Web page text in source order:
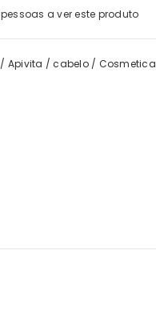
pessoas a ver este produto
/ Apivita / cabelo / Cosmetica